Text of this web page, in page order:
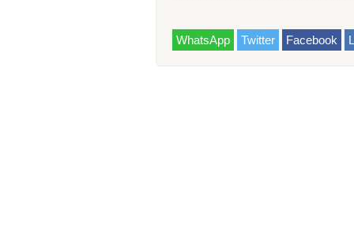
WhatsApp Twitter Facebook